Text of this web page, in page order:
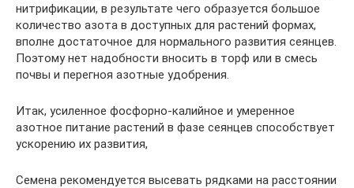
нитрификации, в результате чего образуется большое
количество азота в доступных для растений формах,
вполне достаточное для нормального развития сеянцев.
Поэтому нет надобности вносить в торф или в смесь
почвы и перегноя азотные удобрения.
Итак, усиленное фосфорно-калийное и умеренное
азотное питание растений в фазе сеянцев способствует
ускорению их развития,
Семена рекомендуется высевать рядками на расстоянии